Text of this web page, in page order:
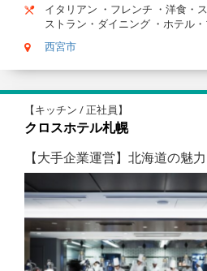
イタリアン ・フレンチ ・洋食・
ストラン・ダイニング ・ホテル
西宮市
【キッチン / 正社員】
クロスホテル札幌
【大手企業運営】北海道の魅